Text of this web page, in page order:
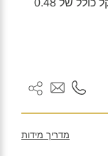
זהב צהוב 18K בשיבוץ 26 יהלומים במשקל כולל של 0.48
מדריך מידות